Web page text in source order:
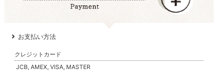
お支払い方法
クレジットカード
JCB, AMEX, VISA, MASTER